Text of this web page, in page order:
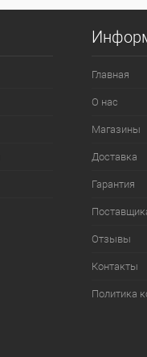
Главная
О нас
Магазины
Доставка
Гарантия
Отзывы
Контакты
Политика